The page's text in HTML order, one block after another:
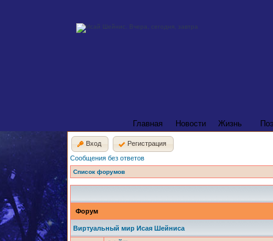
Главная Новости Жизнь
Вход
Регистрация
Сообщения без ответов
Список форумов
Форум
Виртуальный мир Исая Шейниса